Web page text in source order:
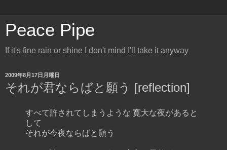
Peace Pipe
If it's fine rain or shine I don't mind I'll take it anyway
2009年8月17日月曜日
それが君ならばと願う [reflection]
すべて許されてしまうような 寛大な夜があると
して
それが今夜ならばと願う